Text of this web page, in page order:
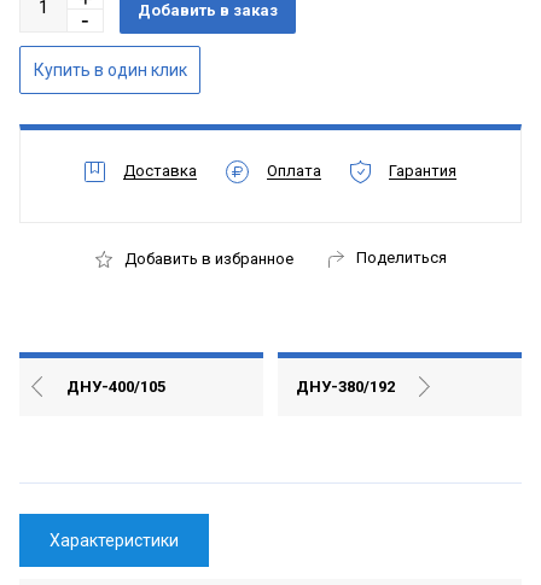
Доставка Оплата Гарантия
Добавить в избранное Поделиться
ДНУ-400/105 ДНУ-380/192
Характеристики